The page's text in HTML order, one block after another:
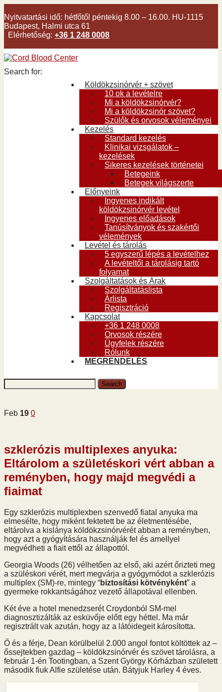
Nyitvatartási idő: hétfőtől péntekig 8.00 – 16.00. HU-1115
Budapest, Halmi utca 61
Elérhetőség: +36 1 248 0008
Köldökzsinórvér + szövet
10 ok a levételre
Mi a köldökzsinórvér?
Mi a köldökzsinór szövet?
Szülők és orvosok véleményei
Kezelés
Standard kezelés
Klinikai vizsgálatok –
kezelések
Sikeres kezelések történetei
Betegeink
Betegek világszerte
Előnyeink
Ingyenes indikált
köldökzsinórvér levétel
Ingyenes előadások
Tanúsítványok és szakértői
vélemények
Levétel és tárolás
5 egyszerű lépés a levételhez
A levételtől a tárolásig tartó
folyamat
Szolgáltatások és Árak
Szolgáltatáslista
Árlista
Regisztráció
Kapcsolat
+36 1 248 0008
Orvosok részére
Ügyfelek részére
Rólunk
MEGRENDELÉS
Search for:
Feb 19 0
szklerózis multiplexes anyuka:
Eltárolom a születéskori vért abban a
reményben, hogy majd megvédi a
fiaimat
Egy szklerózis multiplexben szenvedő fiatal anyuka ma
elmesélte, hogy miként fektetett be az életmentésébe,
eltárolva a kislánya köldökzsinórvérét abban a reményben,
hogy azt a gyógyítására használják fel és amellyel
megvédheti a fiait ettől az állapottól.
Georgia Woods (26) vélhetően az első, aki azért őrizteti meg
a szüléskori vérét, mert megvárja a gyógymódot a szklerózis
multiplex (SM)-re, mintegy “biztosítási kötvényként” a
gyermeke rokkantságához vezető állapotával ellenben.
Két éve a hotel menedzserét Croydonból SM-mel
diagnosztizálták az esküvője előtt egy héttel. Ma már
regisztrált vak azután, hogy az a látóidegeit károsította.
Ő és a férje, Dean körülbelül 2.000 angol fontot költöttek az –
őssejtekben gazdag – köldökzsinórvér és szövet tárolásra, a
február 1-én Tootingban, a Szent György Kórházban született
második fiuk Alfie születése után. Bátyjuk Harley 4 éves.